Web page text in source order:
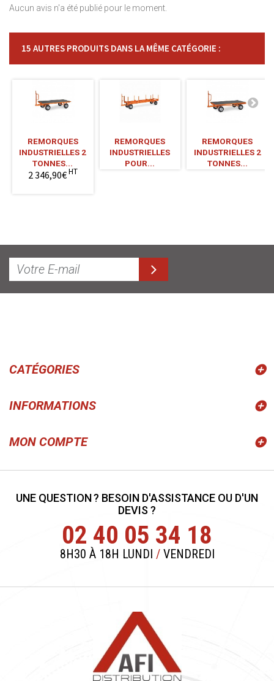
Aucun avis n'a été publié pour le moment.
15 AUTRES PRODUITS DANS LA MÊME CATÉGORIE :
REMORQUES
INDUSTRIELLES 2
TONNES...
2 346,90€HT
REMORQUES
INDUSTRIELLES
POUR...
REMORQUES
INDUSTRIELLES 2
TONNES...
CATÉGORIES
INFORMATIONS
MON COMPTE
UNE QUESTION ? BESOIN D'ASSISTANCE OU D'UN
DEVIS ?
02 40 05 34 18
8H30 À 18H LUNDI /VENDREDI